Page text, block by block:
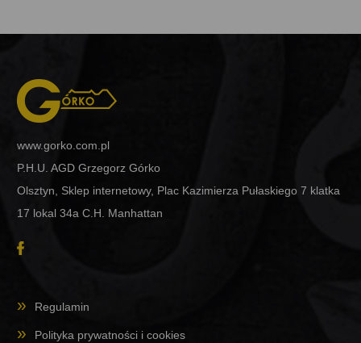
www.gorko.com.pl
P.H.U. AGD Grzegorz Górko
Olsztyn, Sklep internetowy, Plac Kazimierza Pułaskiego 7 klatka
17 lokal 34a C.H. Manhattan
Regulamin
Polityka prywatności i cookies